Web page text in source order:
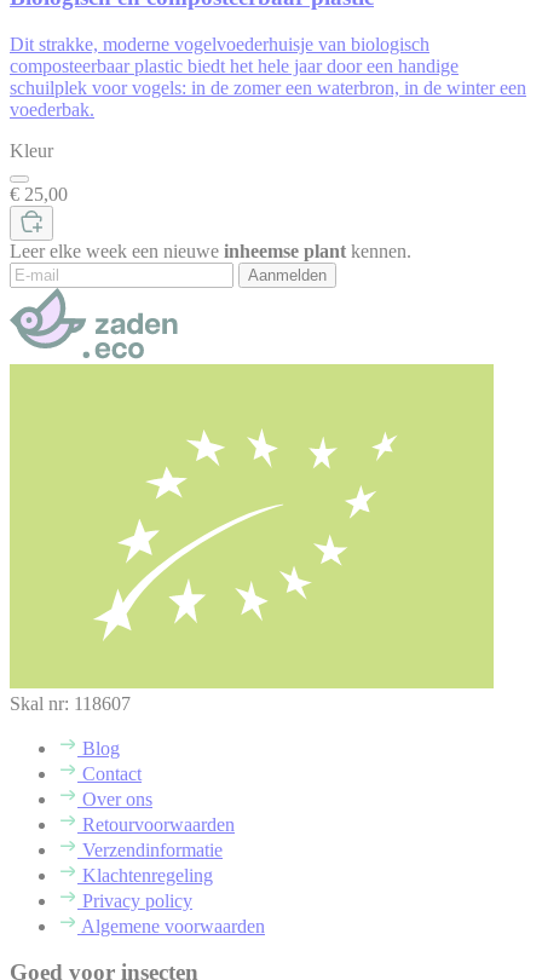
Dit strakke, moderne vogelvoederhuisje van biologisch
composteerbaar plastic biedt het hele jaar door een handige
schuilplek voor vogels: in de zomer een waterbron, in de winter een
voederbak.
Kleur
€ 25,00
Leer elke week een nieuwe inheemse plant kennen.
Aanmelden
Skal nr: 118607
Blog
Contact
Over ons
Retourvoorwaarden
Verzendinformatie
Klachtenregeling
Privacy policy
Algemene voorwaarden
Goed voor insecten